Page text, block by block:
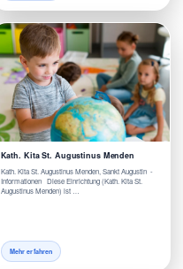
Kath. Kita St. Augustinus Menden
Kath. Kita St. Augustinus Menden, Sankt Augustin -
Informationen Diese Einrichtung (Kath. Kita St.
Augustinus Menden) ist …
Mehr erfahren